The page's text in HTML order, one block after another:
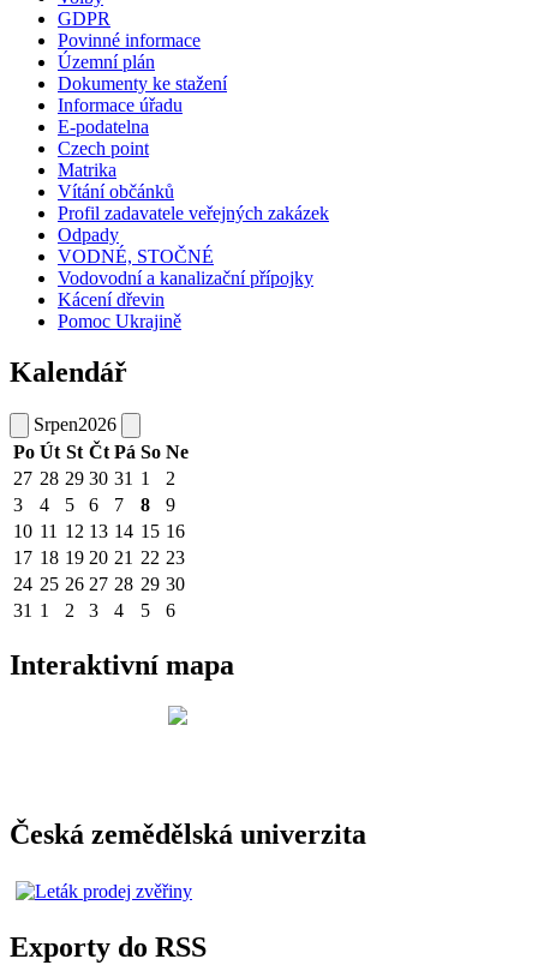
GDPR
Povinné informace
Územní plán
Dokumenty ke stažení
Informace úřadu
E-podatelna
Czech point
Matrika
Vítání občánků
Profil zadavatele veřejných zakázek
Odpady
VODNÉ, STOČNÉ
Vodovodní a kanalizační přípojky
Kácení dřevin
Pomoc Ukrajině
Kalendář
Srpen2026
Po Út St Čt Pá So Ne
27 28 29 30 31 1
2
3
4 5 6 7 8
9
10 11 12 13 14 15 16
17 18 19 20 21 22 23
24 25 26 27 28 29 30
31 1 2 3 4 5 6
Interaktivní mapa
Česká zemědělská univerzita
Exporty do RSS